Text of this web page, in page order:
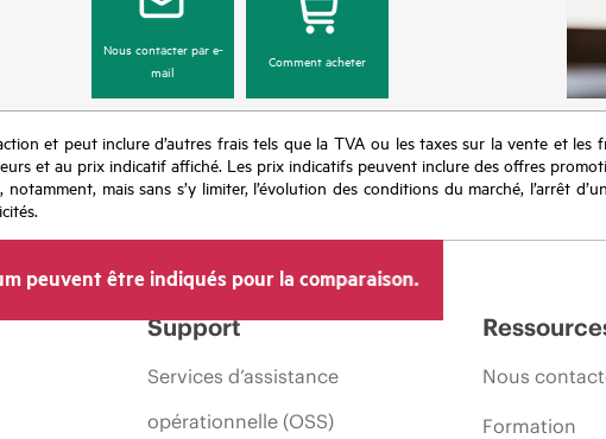
Nous contacter par e-
mail
Comment acheter
et peut inclure d’autres frais tels que la TVA ou les taxes sur la vente et les
et au prix indicatif affiché. Les prix indicatifs peuvent inclure des offres
mais sans s’y limiter, l’évolution des conditions du marché, l’arrêt
peuvent être indiqués pour la comparaison.
Support
Services d’assistance
opérationnelle (OSS)
Nous
Formation